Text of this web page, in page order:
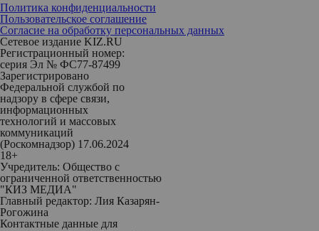
Политика конфиденциальности
Пользовательское соглашение
Согласие на обработку персональных данных
Сетевое издание KIZ.RU
Регистрационный номер:
серия Эл № ФС77-87499
Зарегистрировано
Федеральной службой по
надзору в сфере связи,
информационных
технологий и массовых
коммуникаций
(Роскомнадзор) 17.06.2024
18+
Учредитель: Общество с
ограниченной ответственностью
"КИЗ МЕДИА"
Главный редактор: Лия Казарян-
Рогожина
Контактные данные для